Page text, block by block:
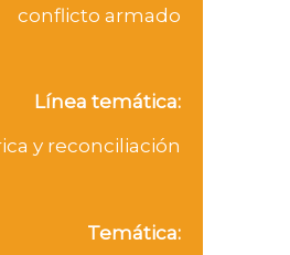
conflicto armado
Línea temática:
y reconciliación
Temática: